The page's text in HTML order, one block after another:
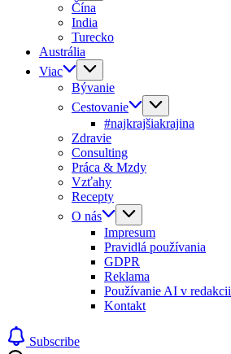
Čína
India
Turecko
Austrália
Viac
Bývanie
Cestovanie
#najkrajšiakrajina
Zdravie
Consulting
Práca & Mzdy
Vzťahy
Recepty
O nás
Impresum
Pravidlá používania
GDPR
Reklama
Používanie AI v redakcii
Kontakt
Subscribe